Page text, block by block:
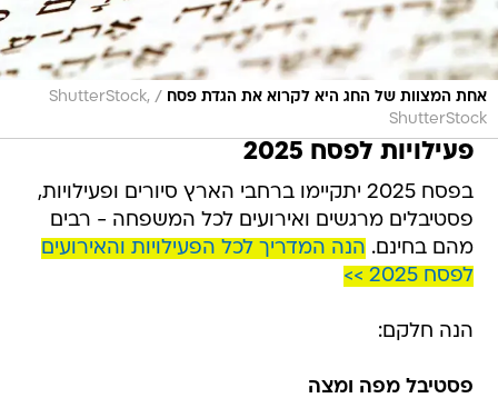
אחת המצוות של החג היא לקרוא את הגדת פסח /
ShutterStock,
ShutterStock
פעילויות לפסח 2025
בפסח 2025 יתקיימו ברחבי הארץ סיורים ופעילויות,
פסטיבלים מרגשים ואירועים לכל המשפחה - רבים
מהם בחינם. הנה המדריך לכל הפעילויות והאירועים
לפסח 2025 >>
הנה חלקם:
פסטיבל מפה ומצה